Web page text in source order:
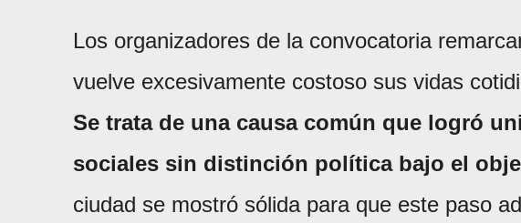
Los organizadores de la convocatoria
vuelve excesivamente costoso sus vidas
Se trata de una causa común que logró
sociales sin distinción política bajo el
ciudad se mostró sólida para que este paso